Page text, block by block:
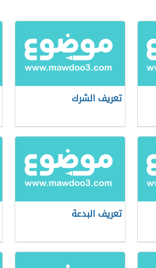
تعريف الشرك
تعريف البدعة